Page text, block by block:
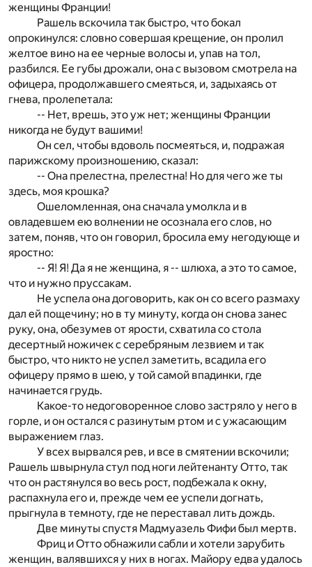
женщины Франции!
Рашель вскочила так быстро, что бокал
опрокинулся: словно совершая крещение, он пролил
желтое вино на ее черные волосы и, упав на тол,
разбился. Ее губы дрожали, она с вызовом смотрела на
офицера, продолжавшего смеяться, и, задыхаясь от
гнева, пролепетала:
-- Нет, врешь, это уж нет; женщины Франции
никогда не будут вашими!
Он сел, чтобы вдоволь посмеяться, и, подражая
парижскому произношению, сказал:
-- Она прелестна, прелестна! Но для чего же ты
здесь, моя крошка?
Ошеломленная, она сначала умолкла и в
овладевшем ею волнении не осознала его слов, но
затем, поняв, что он говорил, бросила ему негодующе и
яростно:
-- Я! Я! Да я не женщина, я -- шлюха, а это то самое,
что и нужно пруссакам.
Не успела она договорить, как он со всего размаху
дал ей пощечину; но в ту минуту, когда он снова занес
руку, она, обезумев от ярости, схватила со стола
десертный ножичек с серебряным лезвием и так
быстро, что никто не успел заметить, всадила его
офицеру прямо в шею, у той самой впадинки, где
начинается грудь.
Какое-то недоговоренное слово застряло у него в
горле, и он остался с разинутым ртом и с ужасающим
выражением глаз.
У всех вырвался рев, и все в смятении вскочили;
Рашель швырнула стул под ноги лейтенанту Отто, так
что он растянулся во весь рост, подбежала к окну,
распахнула его и, прежде чем ее успели догнать,
прыгнула в темноту, где не переставал лить дождь.
Две минуты спустя Мадмуазель Фифи был мертв.
Фриц и Отто обнажили сабли и хотели зарубить
женщин, валявшихся у них в ногах. Майору едва удалось